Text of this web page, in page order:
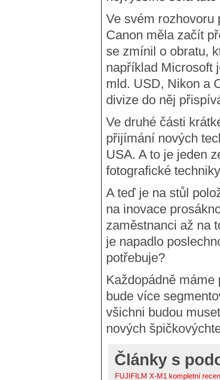
Ve svém rozhovoru
Canon měla začít
se zmínil o obratu,
například Microsoft
mld. USD, Nikon a
divize do něj
Ve druhé části
přijímání nových
USA. A to je jeden
fotografické
A teď je na stůl
na inovace
zaměstnanci až na
je napadlo
potřebuje?
Každopádně
bude více
všichni budou
nových
Články s
FUJIFILM X-M1 kompletní